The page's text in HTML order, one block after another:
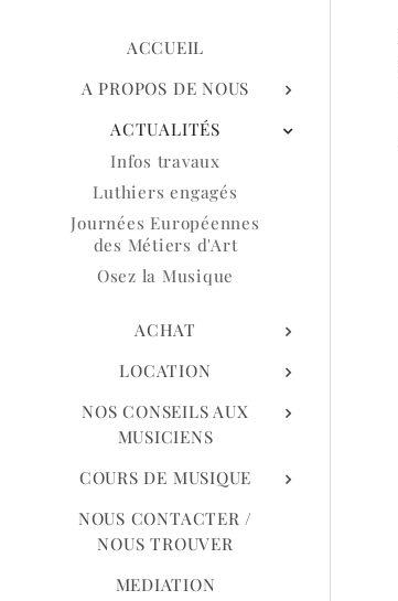
ACCUEIL
A PROPOS DE NOUS
ACTUALITÉS
Infos travaux
Luthiers engagés
Journées Européennes
des Métiers d'Art
Osez la Musique
ACHAT
LOCATION
NOS CONSEILS AUX
MUSICIENS
COURS DE MUSIQUE
NOUS CONTACTER /
NOUS TROUVER
MEDIATION